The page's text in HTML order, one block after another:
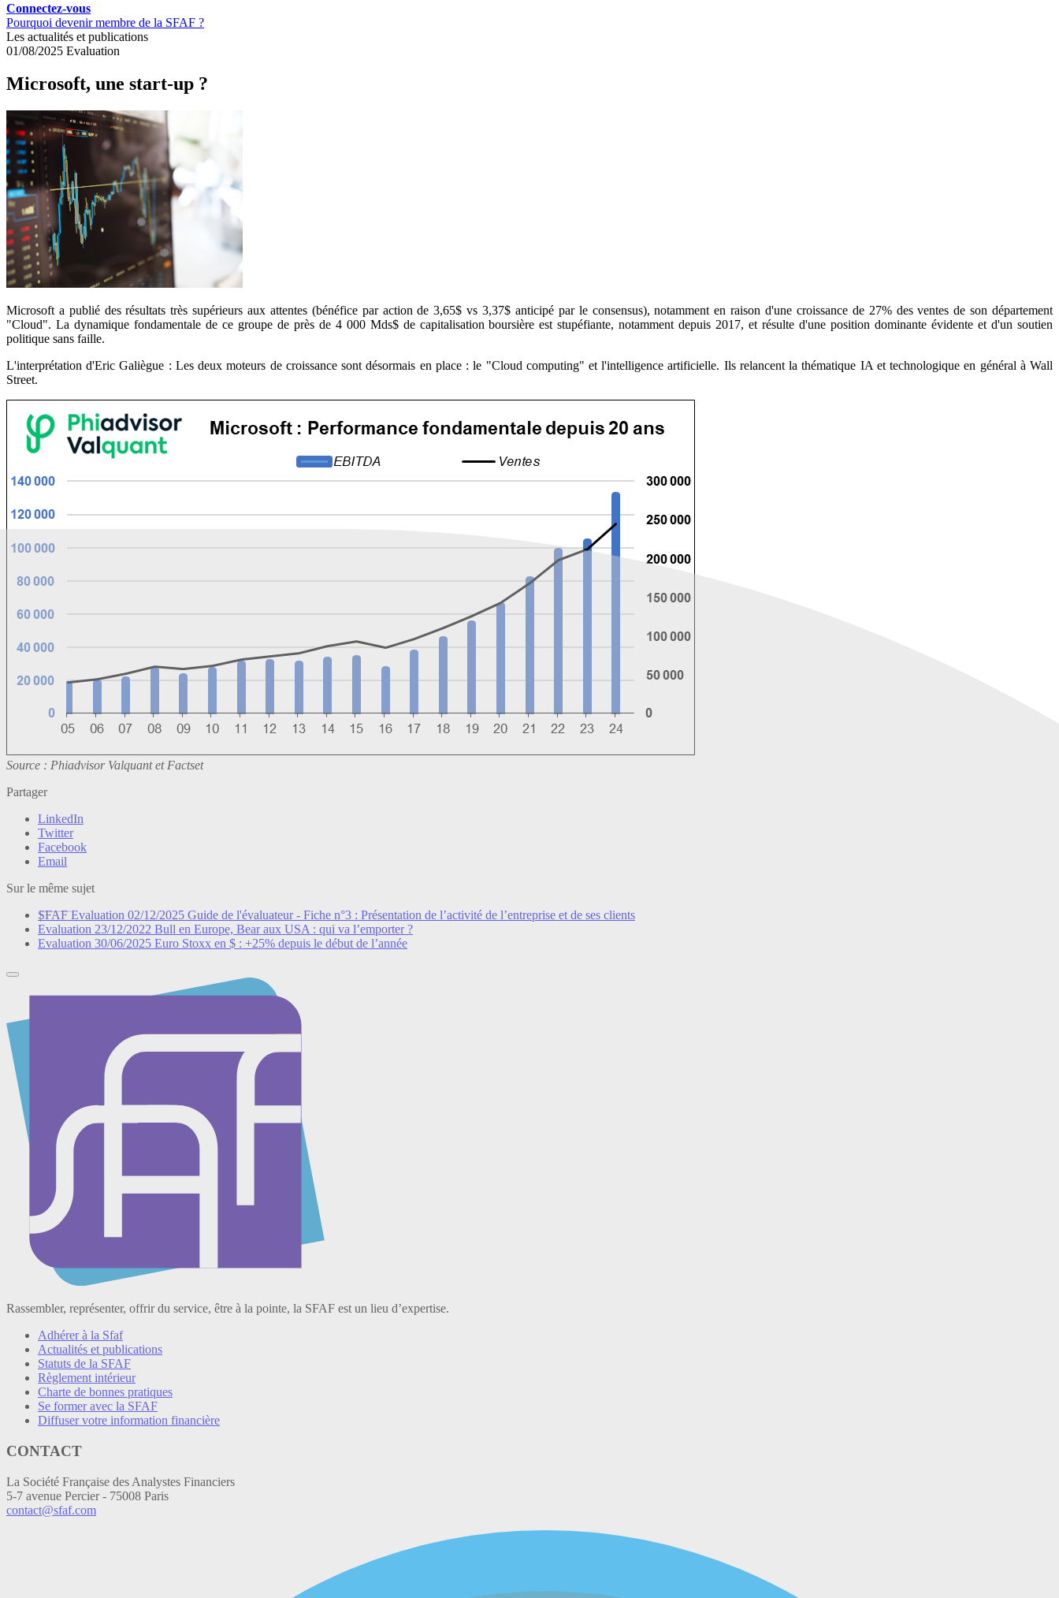
Connectez-vous
Pourquoi devenir membre de la SFAF ?
Les actualités et publications
01/08/2025 Evaluation
Microsoft, une start-up ?
Microsoft a publié des résultats très supérieurs aux attentes (bénéfice par action de 3,65$ vs 3,37$ anticipé par le consensus), notamment en raison d'une croissance de 27% des ventes de son département
"Cloud". La dynamique fondamentale de ce groupe de près de 4 000 Mds$ de capitalisation boursière est stupéfiante, notamment depuis 2017, et résulte d'une position dominante évidente et d'un soutien
politique sans faille.
L'interprétation d'Eric Galiègue : Les deux moteurs de croissance sont désormais en place : le "Cloud computing" et l'intelligence artificielle. Ils relancent la thématique IA et technologique en général à Wall
Street.
Source : Phiadvisor Valquant et Factset
Partager
LinkedIn
Twitter
Facebook
Email
Sur le même sujet
SFAF Evaluation 02/12/2025 Guide de l'évaluateur - Fiche n°3 : Présentation de l’activité de l’entreprise et de ses clients
Evaluation 23/12/2022 Bull en Europe, Bear aux USA : qui va l’emporter ?
Evaluation 30/06/2025 Euro Stoxx en $ : +25% depuis le début de l’année
Rassembler, représenter, offrir du service, être à la pointe, la SFAF est un lieu d’expertise.
Adhérer à la Sfaf
Actualités et publications
Statuts de la SFAF
Règlement intérieur
Charte de bonnes pratiques
Se former avec la SFAF
Diffuser votre information financière
CONTACT
La Société Française des Analystes Financiers
5-7 avenue Percier - 75008 Paris
contact@sfaf.com